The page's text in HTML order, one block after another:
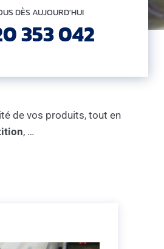
DÈS AUJOURD'HUI
353 042
de vos produits, tout en
, …